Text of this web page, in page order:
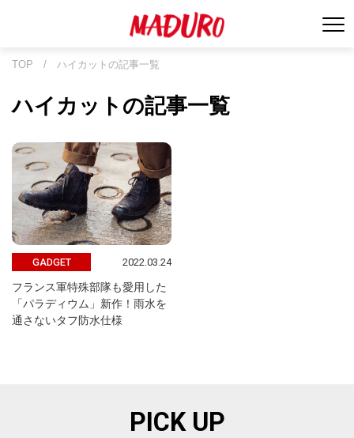
TOP / ハイカットの記事一覧
ハイカットの記事一覧
GADGET 2022.03.24
フランス軍特殊部隊も愛用した
「パラディウム」新作！雨水を
通さないタフ防水仕様
PICK UP